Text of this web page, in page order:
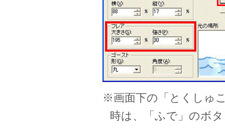
※画面下の「とくしゅ
時は、「ふで」のボ